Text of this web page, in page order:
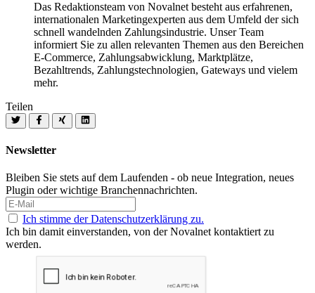
Das Redaktionsteam von Novalnet besteht aus erfahrenen,
internationalen Marketingexperten aus dem Umfeld der sich
schnell wandelnden Zahlungsindustrie. Unser Team
informiert Sie zu allen relevanten Themen aus den Bereichen
E-Commerce, Zahlungsabwicklung, Marktplätze,
Bezahltrends, Zahlungstechnologien, Gateways und vielem
mehr.
Teilen
Newsletter
Bleiben Sie stets auf dem Laufenden - ob neue Integration, neues
Plugin oder wichtige Branchennachrichten.
Ich stimme der Datenschutzerklärung zu.
Ich bin damit einverstanden, von der Novalnet kontaktiert zu
werden.